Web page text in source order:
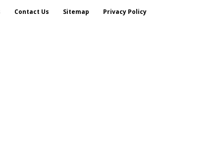
Contact Us Sitemap Privacy Policy